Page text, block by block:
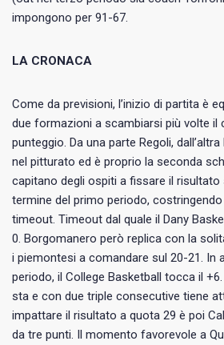
impongono per 91-67.
LA CRONACA
Come da previsioni, l’inizio di partita è
due formazioni a scambiarsi più volte il
punteggio. Da una parte Regoli,
nel pitturato ed è proprio la seconda
capitano degli ospiti a fissare il risultato
termine del primo periodo,
timeout. Timeout dal quale il Dany
0. Borgomanero però replica con la
i piemontesi a comandare sul 20-21. In
periodo, il College Basketball tocca il
sta e con due triple consecutive tiene
impattare il risultato a quota 29 è poi
da tre punti. Il momento favorevole a